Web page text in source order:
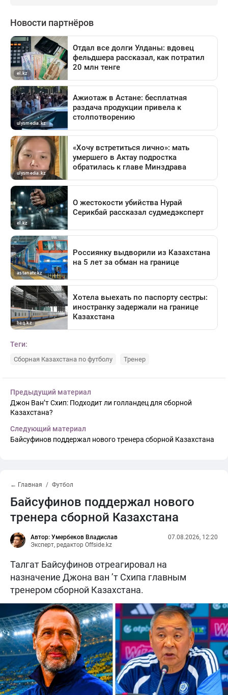
Теги:
Сборная Казахстана по футболу Тренер
Предыдущий материал
Джон Ван’т Схип: Подходит ли голландец для сборной
Казахстана?
Следующий материал
Байсуфинов поддержал нового тренера сборной Казахстана
← Главная Футбол
Байсуфинов поддержал нового
тренера сборной Казахстана
Автор: Умербеков Владислав
Эксперт, редактор Offside.kz
07.08.2026, 12:20
Талгат Байсуфинов отреагировал на
назначение Джона ван ’т Схипа главным
тренером сборной Казахстана.